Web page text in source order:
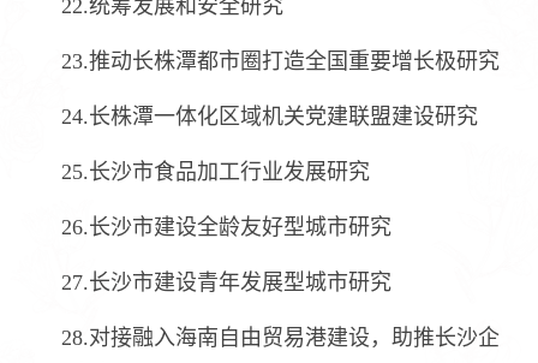
22.统筹发展和安全研究
23.推动长株潭都市圈打造全国重要增长极研究
24.长株潭一体化区域机关党建联盟建设研究
25.长沙市食品加工行业发展研究
26.长沙市建设全龄友好型城市研究
27.长沙市建设青年发展型城市研究
28.对接融入海南自由贸易港建设，助推长沙企